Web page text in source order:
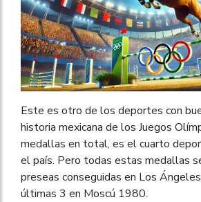
Este es otro de los deportes con
historia mexicana de los Juegos
medallas en total, es el cuarto
el país. Pero todas estas medallas
preseas conseguidas en Los
últimas 3 en Moscú 1980.